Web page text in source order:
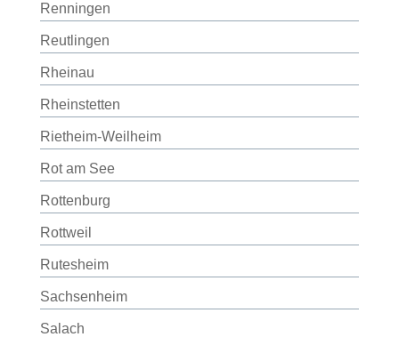
Renningen
Reutlingen
Rheinau
Rheinstetten
Rietheim-Weilheim
Rot am See
Rottenburg
Rottweil
Rutesheim
Sachsenheim
Salach